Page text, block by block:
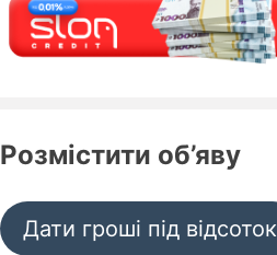
Розмістити об’яву
Дати гроші під відсоток